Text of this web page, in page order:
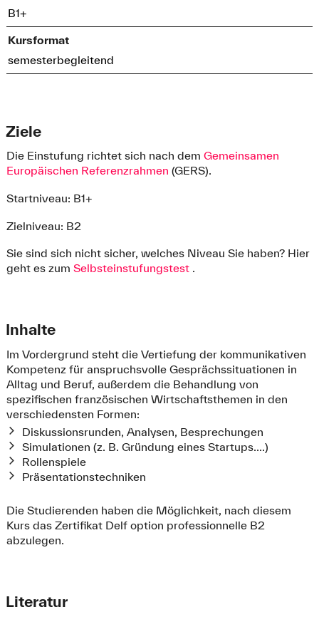
B1+
Kursformat
semesterbegleitend
Ziele
Die Einstufung richtet sich nach dem Gemeinsamen
Europäischen Referenzrahmen (GERS).
Startniveau: B1+
Zielniveau: B2
Sie sind sich nicht sicher, welches Niveau Sie haben? Hier
geht es zum Selbsteinstufungstest.
Inhalte
Im Vordergrund steht die Vertiefung der kommunikativen
Kompetenz für anspruchsvolle Gesprächssituationen in
Alltag und Beruf, außerdem die Behandlung von
spezifischen französischen Wirtschaftsthemen in den
verschiedensten Formen:
Diskussionsrunden, Analysen, Besprechungen
Simulationen (z. B. Gründung eines Startups....)
Rollenspiele
Präsentationstechniken
Die Studierenden haben die Möglichkeit, nach diesem
Kurs das Zertifikat Delf option professionnelle B2
abzulegen.
Literatur